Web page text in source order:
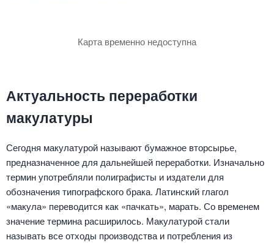
Карта временно недоступна
Актуальность переработки
макулатуры
Сегодня макулатурой называют бумажное вторсырье,
предназначенное для дальнейшей переработки. Изначально
термин употребляли полиграфисты и издатели для
обозначения типографского брака. Латинский глагол
«макула» переводится как «пачкать», марать. Со временем
значение термина расширилось. Макулатурой стали
называть все отходы производства и потребления из